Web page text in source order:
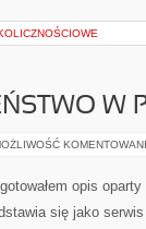
W
opis
się jako